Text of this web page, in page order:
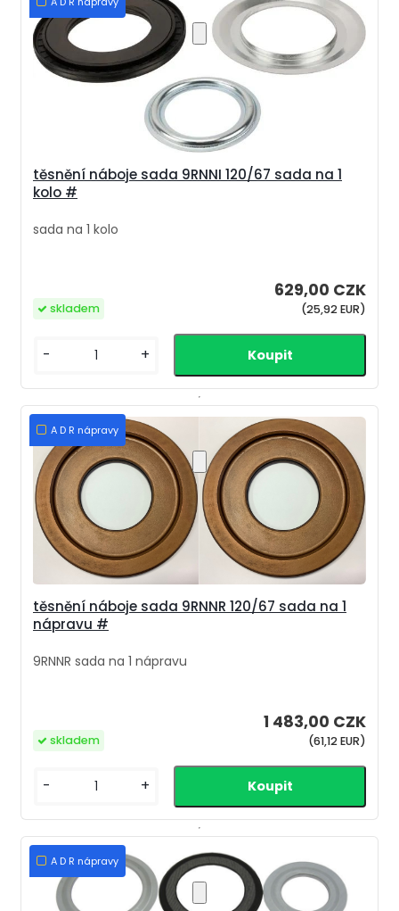
těsnění náboje sada 9RNNI 120/67 sada na 1
kolo #
sada na 1 kolo
629,00 CZK
(25,92 EUR)
skladem
- +
těsnění náboje sada 9RNNR 120/67 sada na 1
nápravu #
9RNNR sada na 1 nápravu
1 483,00 CZK
(61,12 EUR)
skladem
- +
A D R nápravy
A D R nápravy